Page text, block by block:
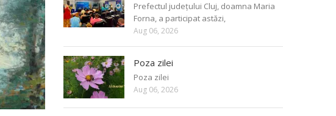
Prefectul județului Cluj, doamna Maria
Forna, a participat astăzi,
Aug 06, 2026
Poza zilei
Poza zilei
Aug 06, 2026